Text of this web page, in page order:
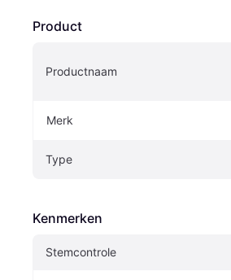
Product
Productnaam
Merk
Type
Kenmerken
Stemcontrole